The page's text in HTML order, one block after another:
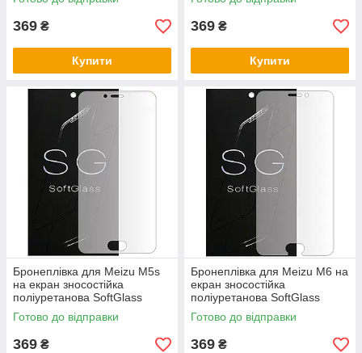
369 ₴
Купити
369 ₴
Купити
Бронеплівка для Meizu M5s
на екран зносостійка
поліуретанова SoftGlass
Готово до відправки
369 ₴
Бронеплівка для Meizu M6 на
екран зносостійка
поліуретанова SoftGlass
Готово до відправки
369 ₴